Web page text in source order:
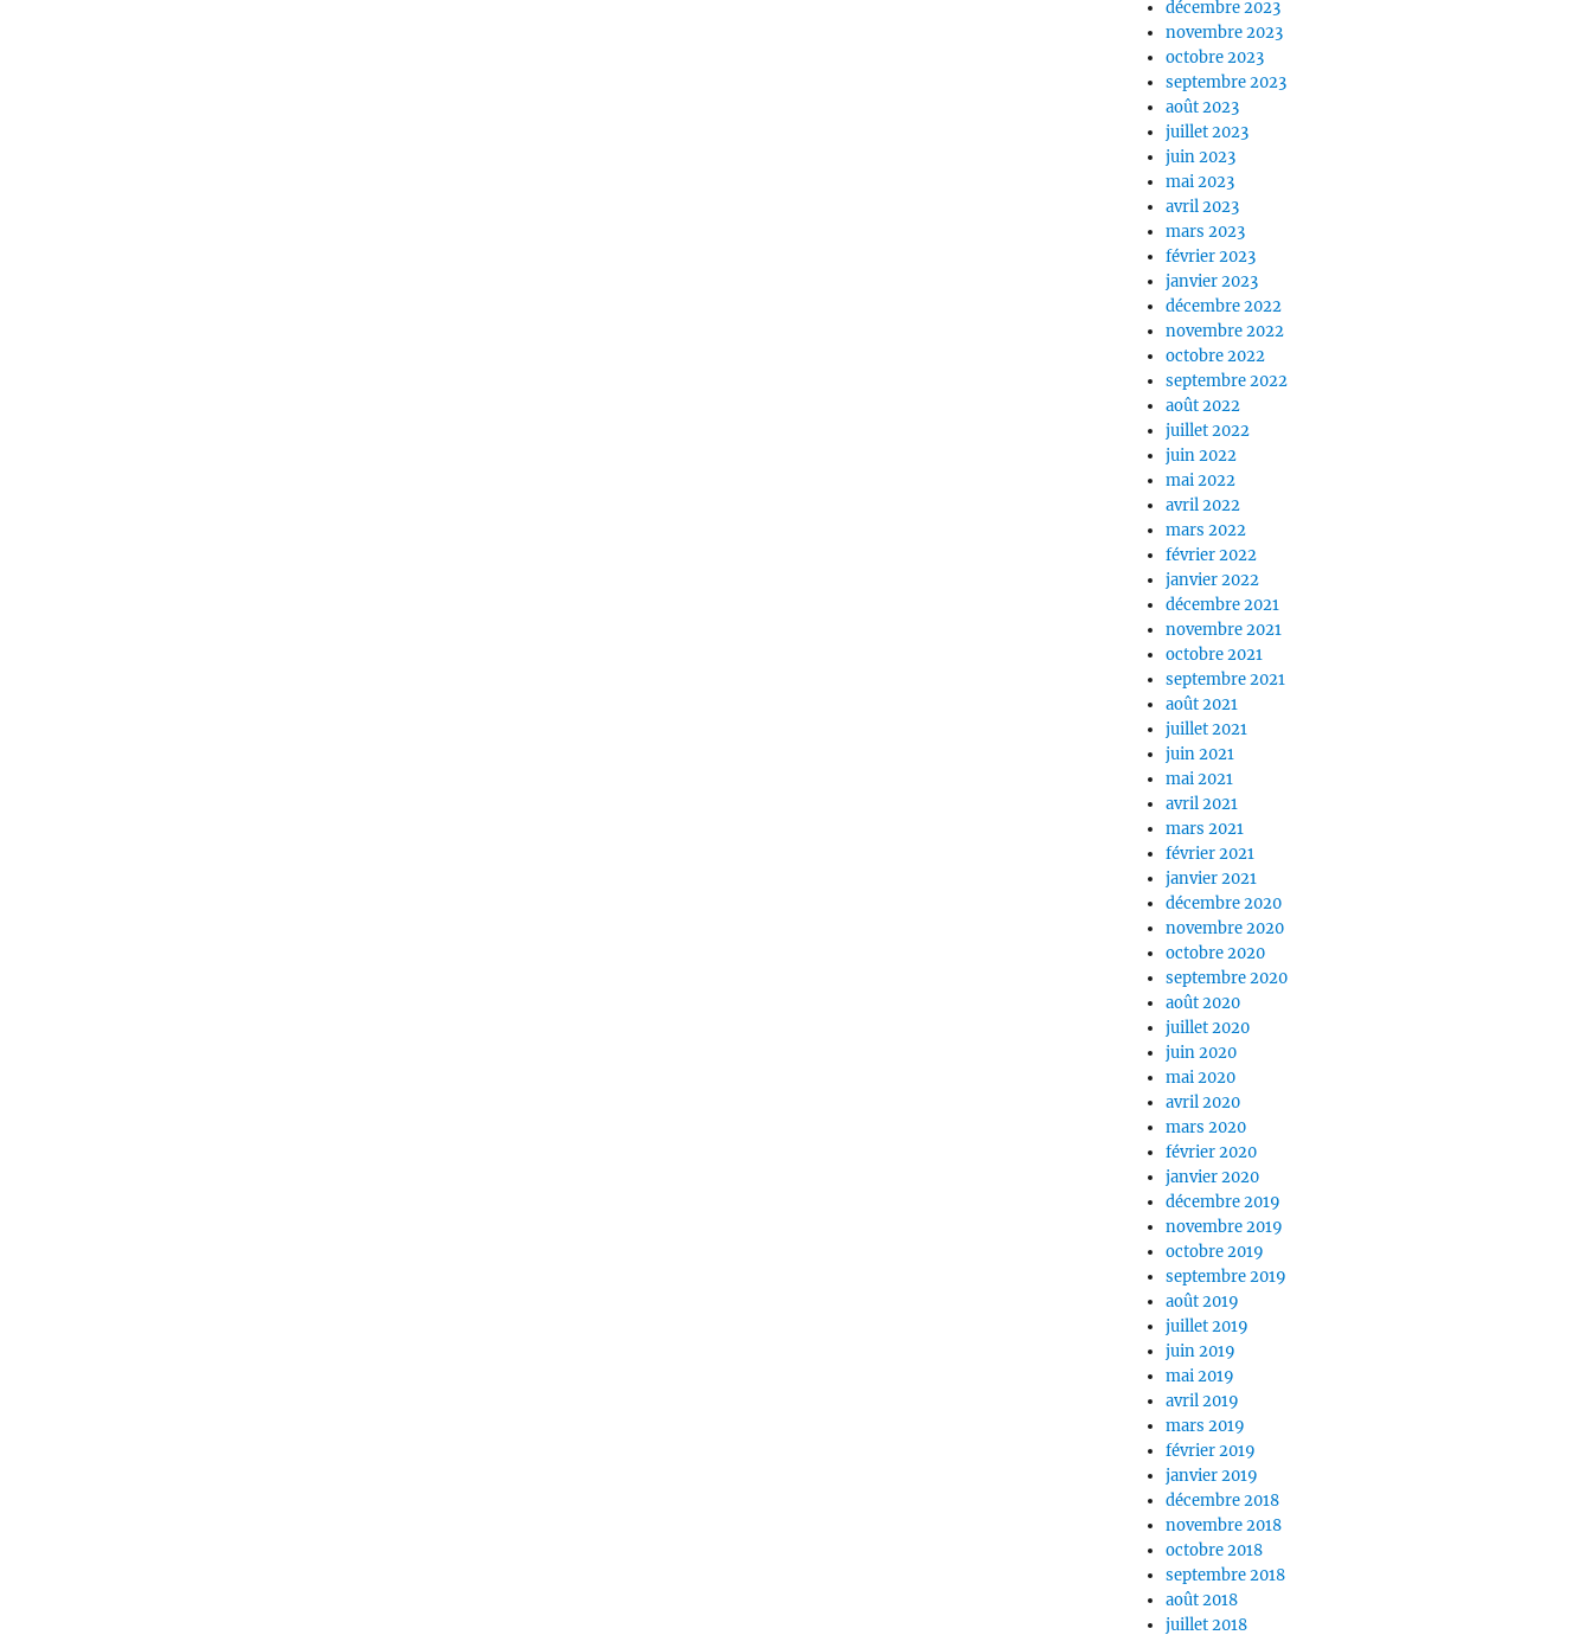
décembre 2023
novembre 2023
octobre 2023
septembre 2023
août 2023
juillet 2023
juin 2023
mai 2023
avril 2023
mars 2023
février 2023
janvier 2023
décembre 2022
novembre 2022
octobre 2022
septembre 2022
août 2022
juillet 2022
juin 2022
mai 2022
avril 2022
mars 2022
février 2022
janvier 2022
décembre 2021
novembre 2021
octobre 2021
septembre 2021
août 2021
juillet 2021
juin 2021
mai 2021
avril 2021
mars 2021
février 2021
janvier 2021
décembre 2020
novembre 2020
octobre 2020
septembre 2020
août 2020
juillet 2020
juin 2020
mai 2020
avril 2020
mars 2020
février 2020
janvier 2020
décembre 2019
novembre 2019
octobre 2019
septembre 2019
août 2019
juillet 2019
juin 2019
mai 2019
avril 2019
mars 2019
février 2019
janvier 2019
décembre 2018
novembre 2018
octobre 2018
septembre 2018
août 2018
juillet 2018